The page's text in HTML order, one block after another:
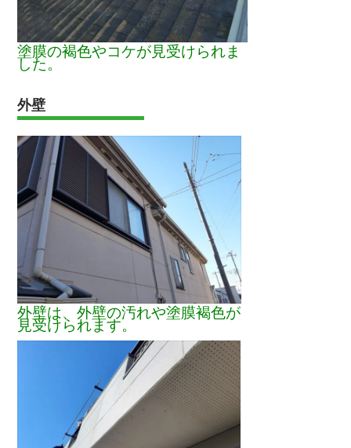
塗膜の褐色やコケが見受けられま
した。
外壁
外壁は、外壁の汚れや塗膜褐色が
見受けられます。